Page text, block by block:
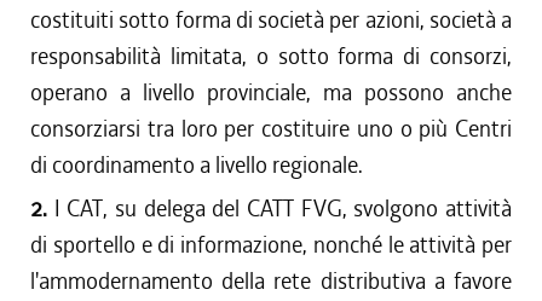
costituiti sotto forma di società per azioni, società a
responsabilità limitata, o sotto forma di consorzi,
operano a livello provinciale, ma possono anche
consorziarsi tra loro per costituire uno o più Centri
di coordinamento a livello regionale.
2. I CAT, su delega del CATT FVG, svolgono attività
di sportello e di informazione, nonché le attività per
l'ammodernamento della rete distributiva a favore